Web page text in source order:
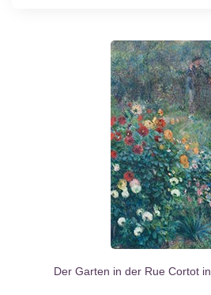
Der Garten in der Rue Cortot